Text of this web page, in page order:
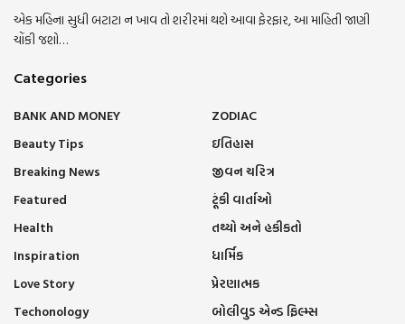
એક મહિના સુધી બટાટા ન ખાવ તો શરીરમાં થશે આવા ફેરફાર, આ માહિતી જાણી
ચોંકી જશો…
Categories
BANK AND MONEY
Beauty Tips
Breaking News
Featured
Health
Inspiration
Love Story
Techonology
ZODIAC
ઇતિહાસ
જીવન ચરિત્ર
ટૂંકી વાર્તાઓ
તથ્યો અને હકીકતો
ધાર્મિક
પ્રેરણાત્મક
બોલીવુડ એન્ડ ફિલ્મ્સ